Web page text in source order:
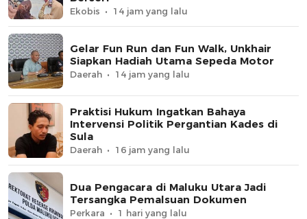
Ekobis 14 jam yang lalu
Gelar Fun Run dan Fun Walk, Unkhair
Siapkan Hadiah Utama Sepeda Motor
Daerah 14 jam yang lalu
Praktisi Hukum Ingatkan Bahaya
Intervensi Politik Pergantian Kades di
Sula
Daerah 16 jam yang lalu
Dua Pengacara di Maluku Utara Jadi
Tersangka Pemalsuan Dokumen
Perkara 1 hari yang lalu